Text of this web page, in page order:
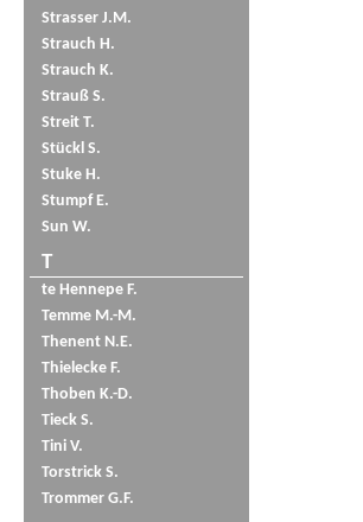
Strasser J.M.
Strauch H.
Strauch K.
Strauß S.
Streit T.
Stückl S.
Stuke H.
Stumpf E.
Sun W.
T
te Hennepe F.
Temme M.-M.
Thenent N.E.
Thielecke F.
Thoben K.-D.
Tieck S.
Tini V.
Torstrick S.
Trommer G.F.